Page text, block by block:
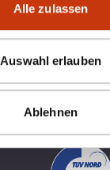
Alle zulassen
Auswahl erlauben
AblehnenBLINKERBOX